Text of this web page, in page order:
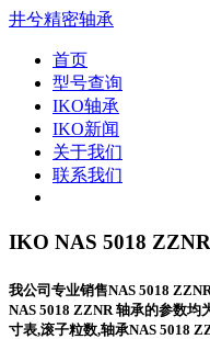
井兮精密轴承
首页
型号查询
IKO轴承
IKO新闻
关于我们
联系我们
IKO NAS 5018
我公司专业销售NAS 5018
NAS 5018 ZZNR 轴承的参数均
寸表,滚子粒数,轴承NAS 5018